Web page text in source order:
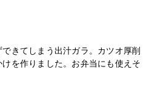
きてしまう出汁ガラ。カツオ厚削
を作りました。お弁当にも使えそ